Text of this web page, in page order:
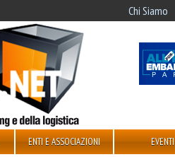
Chi Siamo
ENTI E ASSOCIAZIONI EVENTI